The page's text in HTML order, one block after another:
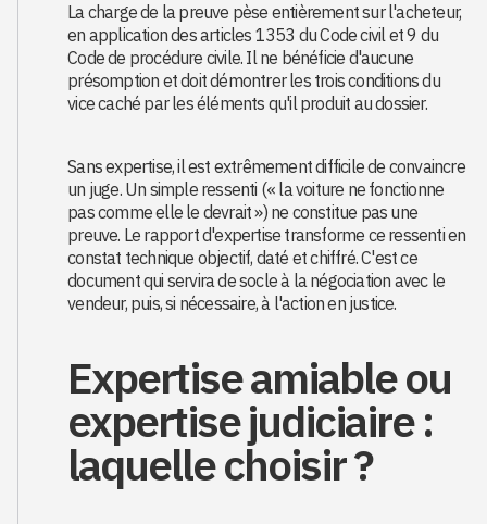
La charge de la preuve pèse entièrement sur l'acheteur,
en application des articles 1353 du Code civil et 9 du
Code de procédure civile. Il ne bénéficie d'aucune
présomption et doit démontrer les trois conditions du
vice caché par les éléments qu'il produit au dossier.
Sans expertise, il est extrêmement difficile de convaincre
un juge. Un simple ressenti (« la voiture ne fonctionne
pas comme elle le devrait ») ne constitue pas une
preuve. Le rapport d'expertise transforme ce ressenti en
constat technique objectif, daté et chiffré. C'est ce
document qui servira de socle à la négociation avec le
vendeur, puis, si nécessaire, à l'action en justice.
Expertise amiable ou
expertise judiciaire :
laquelle choisir ?